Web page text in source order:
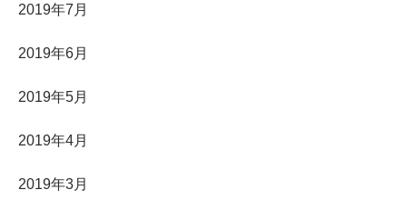
2019年7月
2019年6月
2019年5月
2019年4月
2019年3月